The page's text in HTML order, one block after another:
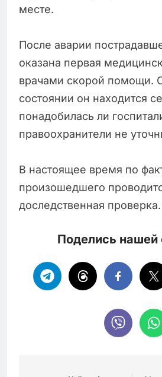
месте.
После аварии
оказана первая
врачами скорой помощи.
состоянии он находится
понадобилась ли
правоохранители не
В настоящее время по
произошедшего
доследственная проверка.
Поделись нашей